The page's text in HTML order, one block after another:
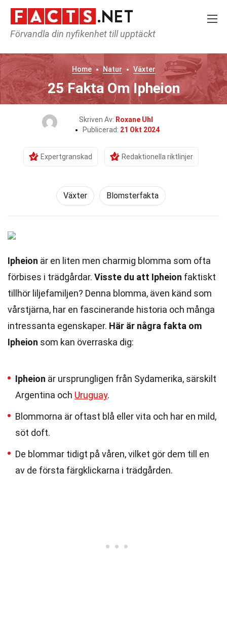
Förvandla din nyfikenhet till upptäckt
Home Natur Växter
25 Fakta Om Ipheion
Skriven Av: Roxane Uhl
Publicerad: 21 Okt 2024
Expertgranskad Redaktionella riktlinjer
Växter Blomsterfakta
Ipheion är en liten men charmig blomma som ofta
förbises i trädgårdar. Visste du att Ipheion faktiskt
tillhör liljefamiljen? Denna blomma, även känd som
vårstjärna, har en fascinerande historia och många
intressanta egenskaper. Här är några fakta om
Ipheion som kan överraska dig:
Ipheion är ursprungligen från Sydamerika, särskilt
Argentina och Uruguay.
Blommorna är oftast blå eller vita och har en mild,
söt doft.
De blommar tidigt på våren, vilket gör dem till en
av de första färgklickarna i trädgården.